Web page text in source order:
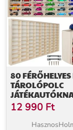
80 FÉRŐHELYES
TÁROLÓPOLC
12 990 Ft